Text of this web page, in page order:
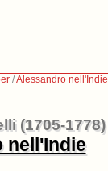
/Alessandro nell'Indie
(1705-1778)
nell'Indie